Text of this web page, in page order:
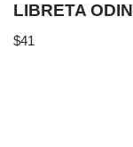
LIBRETA ODIN
$41